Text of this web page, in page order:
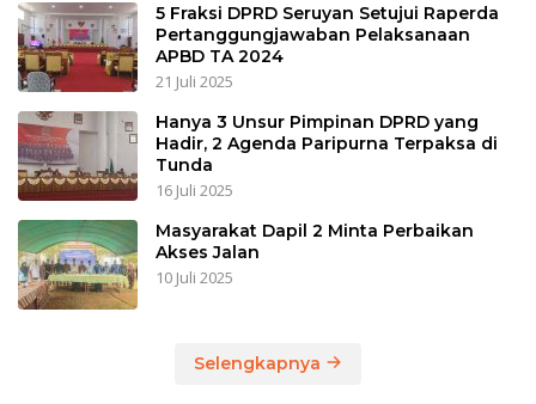
5 Fraksi DPRD Seruyan Setujui Raperda
Pertanggungjawaban Pelaksanaan
APBD TA 2024
21 Juli 2025
Hanya 3 Unsur Pimpinan DPRD yang
Hadir, 2 Agenda Paripurna Terpaksa di
Tunda
16 Juli 2025
Masyarakat Dapil 2 Minta Perbaikan
Akses Jalan
10 Juli 2025
Selengkapnya